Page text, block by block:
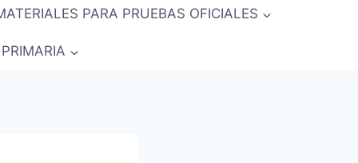
PARA PRUEBAS OFICIALES